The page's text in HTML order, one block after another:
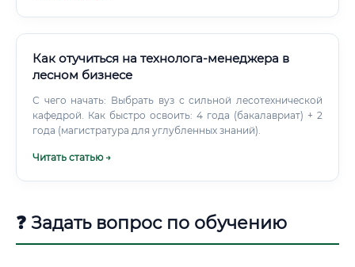
Как отучиться на технолога-менеджера в
лесном бизнесе
С чего начать: Выбрать вуз с сильной лесотехнической
кафедрой. Как быстро освоить: 4 года (бакалавриат) + 2
года (магистратура для углубленных знаний).
Читать статью →
❓ Задать вопрос по обучению